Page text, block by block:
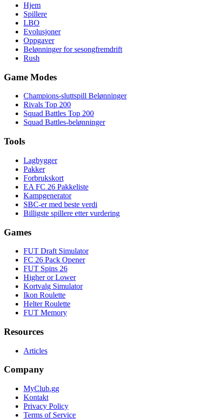
Hjem
Spillere
LBO
Evolusjoner
Oppgaver
Belønninger for sesongfremdrift
Rush
Game Modes
Champions-sluttspill Belønninger
Rivals Top 200
Squad Battles Top 200
Squad Battles-belønninger
Tools
Lagbygger
Pakker
Forbrukskort
EA FC 26 Pakkeliste
Kampgenerator
SBC-er med beste verdi
Billigste spillere etter vurdering
Games
FUT Draft Simulator
FC 26 Pack Opener
FUT Spins 26
Higher or Lower
Kortvalg Simulator
Ikon Roulette
Helter Roulette
FUT Memory
Resources
Articles
Company
MyClub.gg
Kontakt
Privacy Policy
Terms of Service